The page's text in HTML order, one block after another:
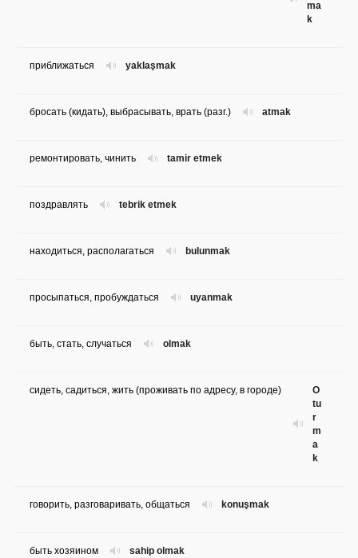
ma
k
yaklaşmak
приближаться
atmak
бросать (кидать), выбрасывать, врать (разг.)
tamir etmek
ремонтировать, чинить
tebrik etmek
поздравлять
bulunmak
находиться, располагаться
uyanmak
просыпаться, пробуждаться
olmak
быть, стать, случаться
O
tu
r
m
a
k
сидеть, садиться, жить (проживать по адресу, в городе)
konuşmak
говорить, разговаривать, общаться
sahip olmak
быть хозяином